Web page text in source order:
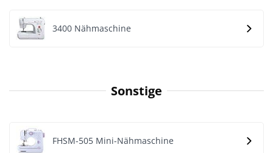
3400 Nähmaschine
Sonstige
FHSM-505 Mini-Nähmaschine